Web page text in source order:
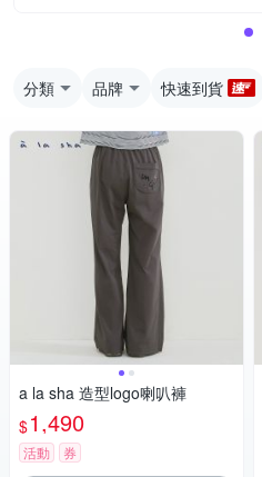
分類 品牌 快速到貨
a la sha 造型logo喇叭褲
$1,490
活動 券